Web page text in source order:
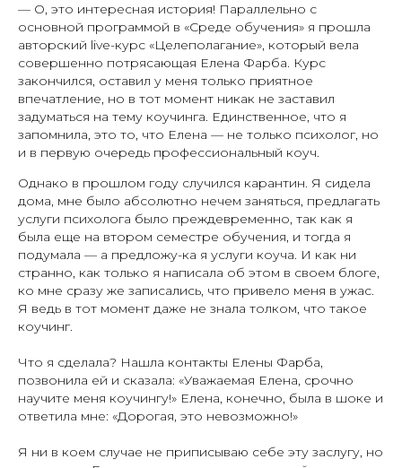
— О, это интересная история! Параллельно с
основной программой в «Среде обучения» я прошла
авторский live-курс «Целеполагание», который вела
совершенно потрясающая Елена Фарба. Курс
закончился, оставил у меня только приятное
впечатление, но в тот момент никак не заставил
задуматься на тему коучинга. Единственное, что я
запомнила, это то, что Елена — не только психолог, но
и в первую очередь профессиональный коуч.
Однако в прошлом году случился карантин. Я сидела
дома, мне было абсолютно нечем заняться, предлагать
услуги психолога было преждевременно, так как я
была еще на втором семестре обучения, и тогда я
подумала — а предложу-ка я услуги коуча. И как ни
странно, как только я написала об этом в своем блоге,
ко мне сразу же записались, что привело меня в ужас.
Я ведь в тот момент даже не знала толком, что такое
коучинг.
Что я сделала? Нашла контакты Елены Фарба,
позвонила ей и сказала: «Уважаемая Елена, срочно
научите меня коучингу!» Елена, конечно, была в шоке и
ответила мне: «Дорогая, это невозможно!»
Я ни в коем случае не приписываю себе эту заслугу, но